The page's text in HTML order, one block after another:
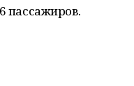
пассажиров.